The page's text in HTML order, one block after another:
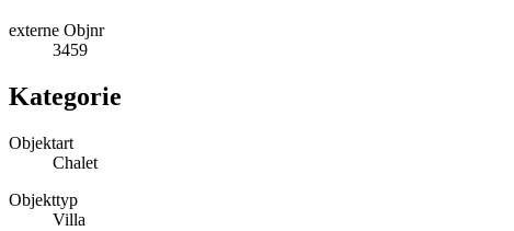
externe Objnr
3459
Kategorie
Objektart
Chalet
Objekttyp
Villa